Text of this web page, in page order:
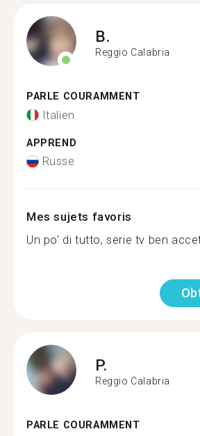
B.
Reggio Calabria
PARLE COURAMMENT
Italien
APPREND
Russe
Mes sujets favoris
Un po' di tutto, serie tv ben
P.
Reggio Calabria
PARLE COURAMMENT